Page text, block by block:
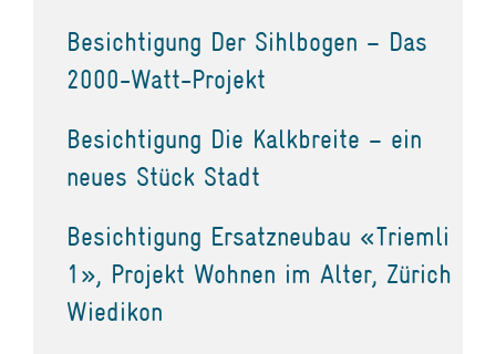
Besichtigung Der Sihlbogen – Das
2000-Watt-Projekt
Besichtigung Die Kalkbreite – ein
neues Stück Stadt
Besichtigung Ersatzneubau «Triemli
1», Projekt Wohnen im Alter, Zürich
Wiedikon